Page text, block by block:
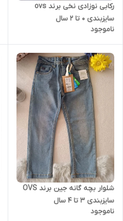
رکابی نوزادی نخی برند ovs
سایزبندی 0 تا 2 سال
ناموجود
شلوار بچه گانه جین برند OVS
سایزبندی 3 تا 4 سال
ناموجود